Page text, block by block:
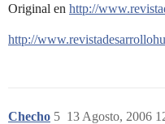
Original en http://
http://
Checho 13 Agosto, 2006
5